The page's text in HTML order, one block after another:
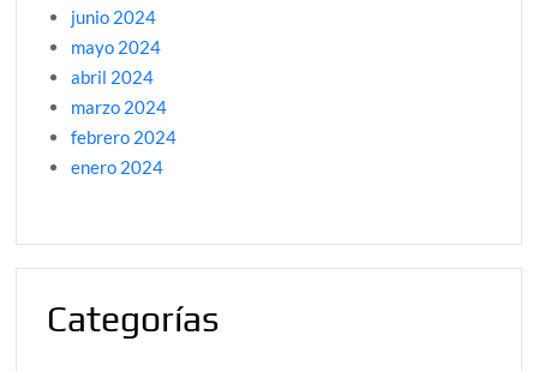
junio 2024
mayo 2024
abril 2024
marzo 2024
febrero 2024
enero 2024
Categorías